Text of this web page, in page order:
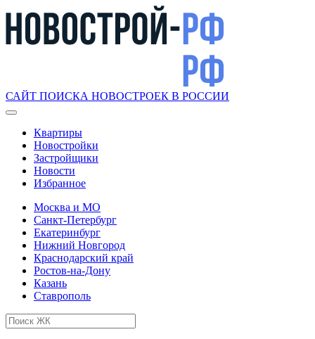
САЙТ ПОИСКА НОВОСТРОЕК В РОССИИ
Квартиры
Новостройки
Застройщики
Новости
Избранное
Москва и МО
Санкт-Петербург
Екатеринбург
Нижний Новгород
Краснодарский край
Ростов-на-Дону
Казань
Ставрополь